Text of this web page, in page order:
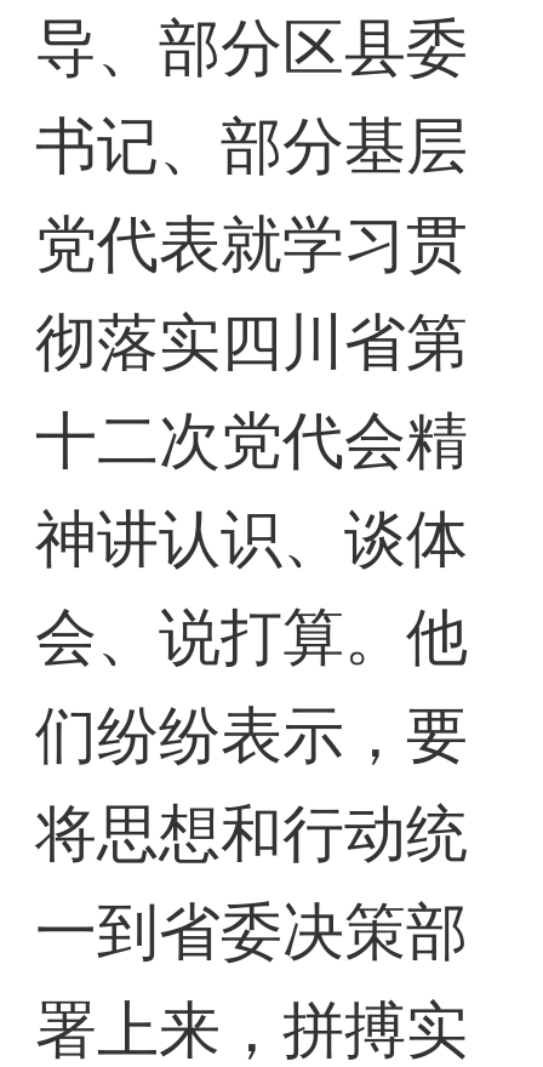
导、部分区县委
书记、部分基层
党代表就学习贯
彻落实四川省第
十二次党代会精
神讲认识、谈体
会、说打算。他
们纷纷表示，要
将思想和行动统
一到省委决策部
署上来，拼搏实